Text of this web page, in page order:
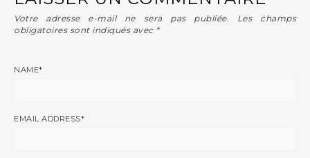
Votre adresse e-mail ne sera pas publiée.
Les champs
obligatoires sont indiqués avec *
NAME*
EMAIL ADDRESS*